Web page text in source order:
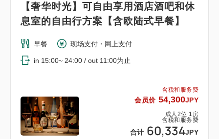
含税和服务费
会员价 54,300JPY
成人 2位 1 房
含税和服务费
合计 60,334JPY
【奢华时光】可自由享用酒店酒吧和休
息室的自由行方案【含欧陆式早餐】
早餐 现场支付・网上支付
in 15:00~ 24:00 / out 11:00为止